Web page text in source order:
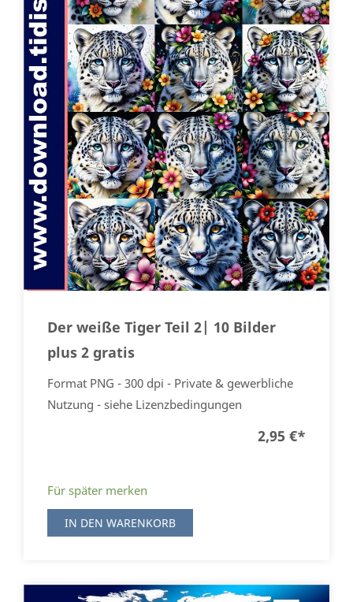
Der weiße Tiger Teil 2| 10 Bilder
plus 2 gratis
Format PNG - 300 dpi - Private & gewerbliche
Nutzung - siehe Lizenzbedingungen
2,95 €*
Für später merken
IN DEN WARENKORB